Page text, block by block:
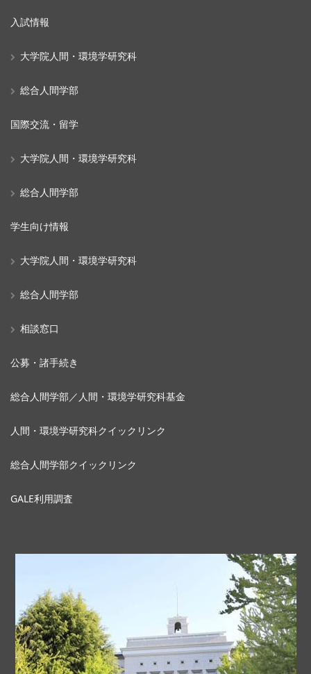
入試情報
大学院人間・環境学研究科
総合人間学部
国際交流・留学
大学院人間・環境学研究科
総合人間学部
学生向け情報
大学院人間・環境学研究科
総合人間学部
相談窓口
公募・諸手続き
総合人間学部／人間・環境学研究科基金
人間・環境学研究科クイックリンク
総合人間学部クイックリンク
GALE利用調査